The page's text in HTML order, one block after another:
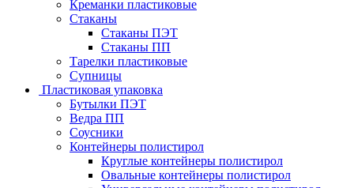
Креманки пластиковые
Стаканы
Стаканы ПЭТ
Стаканы ПП
Тарелки пластиковые
Супницы
Пластиковая упаковка
Бутылки ПЭТ
Ведра ПП
Соусники
Контейнеры полистирол
Круглые контейнеры полистирол
Овальные контейнеры полистирол